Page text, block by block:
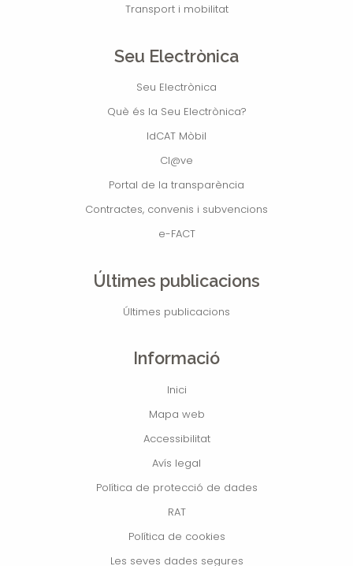
Transport i mobilitat
Seu Electrònica
Seu Electrònica
Què és la Seu Electrònica?
IdCAT Mòbil
Cl@ve
Portal de la transparència
Contractes, convenis i subvencions
e-FACT
Últimes publicacions
Últimes publicacions
Informació
Inici
Mapa web
Accessibilitat
Avís legal
Política de protecció de dades
RAT
Política de cookies
Les seves dades segures